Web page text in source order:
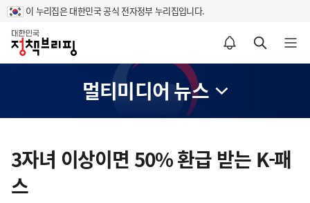
이 누리집은 대한민국 공식 전자정부 누리집입니다.
홈
알림설정 바로가기 검색 바로가기 메뉴 열기
멀티미디어 뉴스
텐
츠
영
3자녀 이상이면 50% 환급 받는 K-패
스